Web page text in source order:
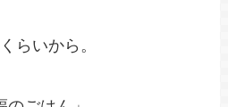
らいから。